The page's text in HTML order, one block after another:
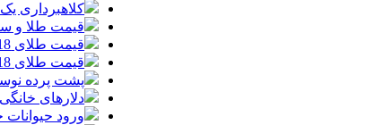
کلاهبرداری یک
قیمت طلا و سکه امروز
قیمت طلای 18عیار امروز چهارشنبه 14مرداد/ افزایش قیمت + جدول
قیمت طلای 18عیار امروز 14مرداد 1405/ افزایش قیمت + جدول و جزئیات
پشت پرده نوسان ۴۴ هزار تومانی دلار
دلارهای
ورود